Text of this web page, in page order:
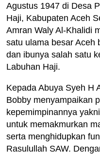
Agustus 1947 di Desa
Haji, Kabupaten Aceh
Amran Waly Al-Khalidi
satu ulama besar Aceh
dan ibunya salah satu
Labuhan Haji.
Kepada Abuya Syeh H
Bobby menyampaikan
kepemimpinannya
untuk memakmurkan
serta menghidupkan
Rasulullah SAW.